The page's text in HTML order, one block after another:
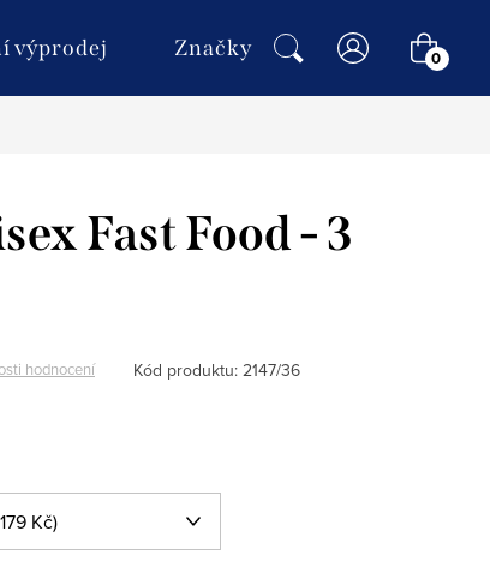
výprodej Značky
Fast Food - 3
hodnocení Kód produktu: 2147/36